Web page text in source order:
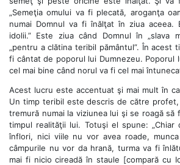
„Semeţia omului va fi plecată, aroganţa
numai Domnul va fi înălţat în ziua
idolii.” Este ziua când Domnul în „slava
„pentru a clătina teribil pământul”. În acest
fi cântat de poporul lui Dumnezeu. Poporul
cel mai bine când norul va fi cel mai
Acest lucru este accentuat şi mai mult în
Un timp teribil este descris de către
tremură numai la viziunea lui şi se roagă să
timpul realităţii lui. Totuşi el spune: „Chiar
înflori, nici viile nu vor avea roade,
câmpurile nu vor da hrană, turma va fi
mai fi nicio cireadă în staule [compară cu